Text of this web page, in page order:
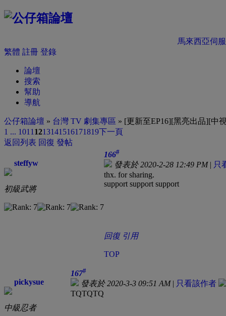
馬來西亞伺
繁體 註冊 登錄
論壇
搜索
幫助
導航
公仔箱論壇 » 台灣 TV 劇集專區 » [更新至EP16][黑亮出品][中
1 ... 1011 1213141516171819下一頁
返回列表 回復 發帖
steffyw
初級武將
166#
發表於 2020-2-28 12:49 PM| 只
thx. for sharing.
support support support
回復 引用
TOP
pickysue
中級忍者
167#
發表於 2020-3-3 09:51 AM| 只看該作者
TQTQTQ